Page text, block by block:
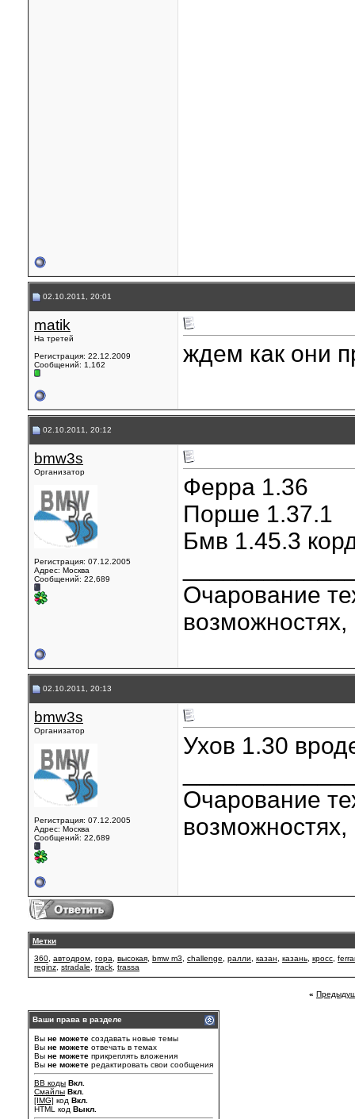
02.10.2011, 20:01
matik
На третей
Регистрация: 22.12.2009
Сообщений: 1,162
ждем как они
02.10.2011, 20:12
bmw3s
Организатор
Регистрация: 07.12.2005
Адрес: Москва
Сообщений: 22,689
Ферра 1.36
Порше 1.37.1
Бмв 1.45.3
Очарование
возможностях,
02.10.2011, 20:13
bmw3s
Организатор
Регистрация: 07.12.2005
Адрес: Москва
Сообщений: 22,689
Ухов 1.30
Очарование
возможностях,
Метки
360 автодром гора высокая bmw m3 challenge ралли казан казань кросс
reginz stradale track trassa
«
Ваши права в разделе
Вы не можете создавать новые темы
Вы не можете отвечать в темах
Вы не можете прикреплять вложения
Вы не можете редактировать свои сообщения
BB коды Вкл.
Смайлы Вкл.
[IMG] код Вкл.
HTML код Выкл.